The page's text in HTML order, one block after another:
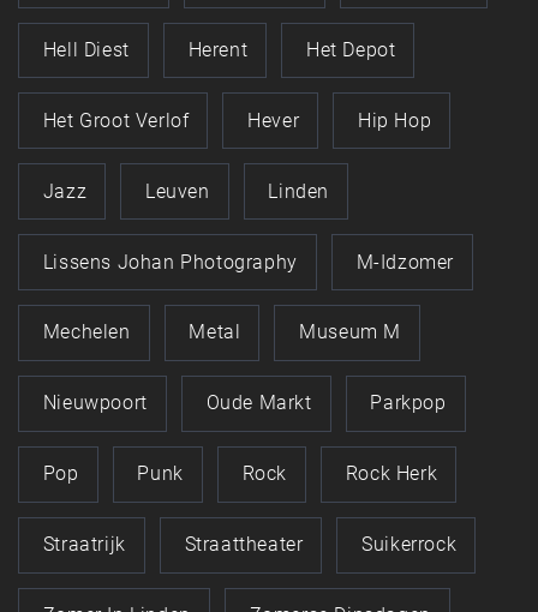
Hell Diest Herent Het Depot
Het Groot Verlof Hever Hip Hop
Jazz Leuven Linden
Lissens Johan Photography M-Idzomer
Mechelen Metal Museum M
Nieuwpoort Oude Markt Parkpop
Pop Punk Rock Rock Herk
Straatrijk Straattheater Suikerrock